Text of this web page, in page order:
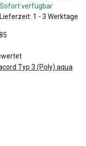
Sofort verfügbar
Lieferzeit: 1 - 3 Werktage